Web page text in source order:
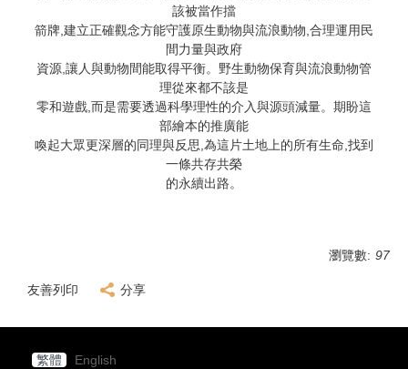
該被當作擋
箭牌,建立正確觀念方能守護原生動物與流浪動物,合理運用民
間力量與政府
資源,讓人與動物間能取得平衡。野生動物保育與流浪動物管
理從來都不該是
零和遊戲,而是需要透過科學理性的介入與源頭減量。期盼這
部繪本的推廣能
喚起大眾更深層的同理與反思,為這片土地上的所有生命,找到
一條共存共榮
的永續出路。
瀏覽數: 97
友善列印 分享
繁體 English